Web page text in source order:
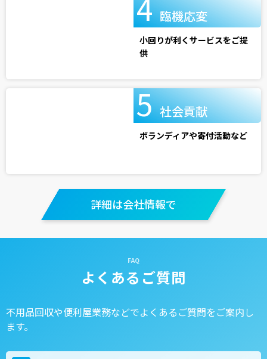
臨機応変
小回りが利くサービスをご提
供
社会貢献
ボランディアや寄付活動など
詳細は会社情報で
よくあるご質問
不用品回収や便利屋業務などでよくあるご質問をご案内し
ます。